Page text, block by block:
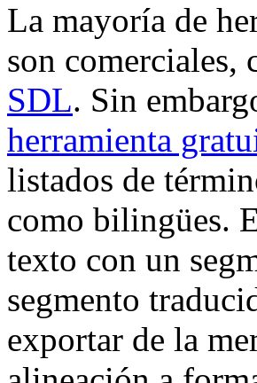
La mayoría de
son comerciales,
SDL. Sin
herramienta
listados de
como bilingües.
texto con un
segmento
exportar de la